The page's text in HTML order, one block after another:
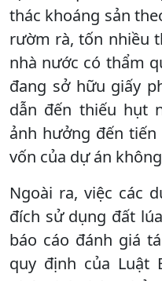
thác khoáng sản
rườm rà, tốn nhiều
nhà nước có thẩm
đang sở hữu giấy
dẫn đến thiếu hụt
ảnh hưởng đến
vốn của dự án
Ngoài ra, việc các
đích sử dụng đất
báo cáo đánh giá
quy định của Luật